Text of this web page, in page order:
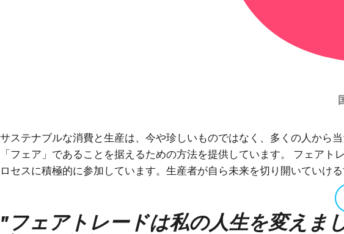
サステナブルな消費と生産は、今や珍しいものではなく、多くの人から
「フェア」であることを据えるための方法を提供しています。 フェア
ロセスに積極的に参加しています。生産者が自ら未来を切り開いていけ
"フェアトレードは私の人生を変えま